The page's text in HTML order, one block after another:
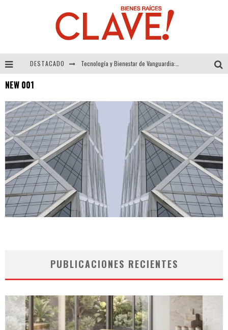
DESTACADO
Alexandra Bedoya – La Constancia detrás de La Paletería
El Despertar de la Calidez: Acabados Dorados de FV para Elevar tu Espacio
NEW 001
PUBLICACIONES RECIENTES